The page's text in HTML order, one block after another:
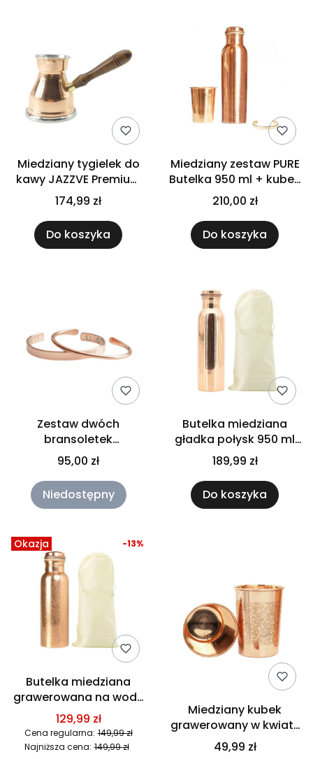
Miedziany tygielek do
kawy JAZZVE Premium
340 ml Cu29
174,99 zł
Do koszyka
Miedziany zestaw PURE
Butelka 950 ml + kubek
250 ml + bransoletka
Classic Gisane
210,00 zł
Do koszyka
Zestaw dwóch
bransoletek
miedzianych CLASSY
Orient
95,00 zł
Niedostępny
Butelka miedziana
gładka połysk 950 ml
Gisane
189,99 zł
Do koszyka
Okazja
Butelka miedziana
grawerowana na wodę
750 ml GISANE
129,99 zł
Cena regularna: 149,99 zł
-13%
Najniższa cena: 149,99 zł
Miedziany kubek
grawerowany w kwiaty
250 ml GISANE
49,99 zł